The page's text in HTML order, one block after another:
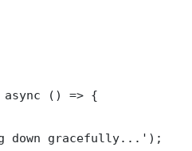
async () => {
down gracefully...');